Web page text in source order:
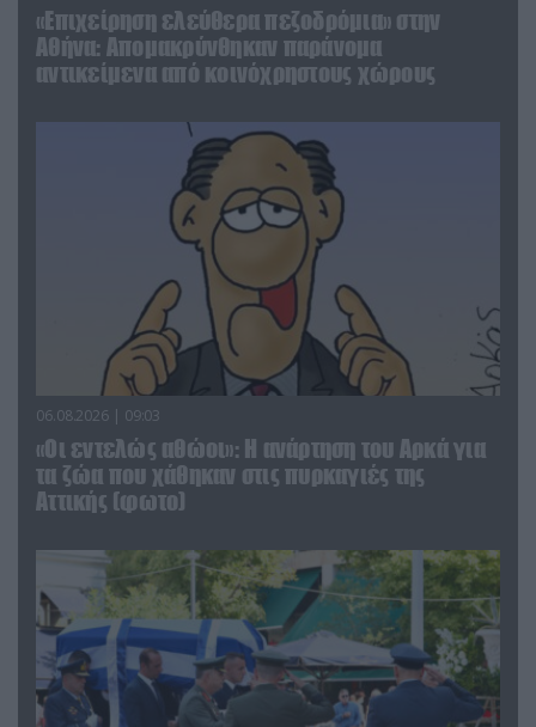
«Επιχείρηση ελεύθερα πεζοδρόμια» στην
Αθήνα: Απομακρύνθηκαν παράνομα
αντικείμενα από κοινόχρηστους χώρους
06.08.2026 | 09:03
«Οι εντελώς αθώοι»: Η ανάρτηση του Αρκά για
τα ζώα που χάθηκαν στις πυρκαγιές της
Αττικής (φωτο)